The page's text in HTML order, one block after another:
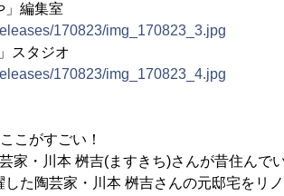
」編集室
170823/img_170823_3.jpg
スタジオ
170823/img_170823_4.jpg
こがすごい！
家・川本 桝吉(ますきち)さんが昔住んで
た陶芸家・川本 桝吉さんの元邸宅をリ